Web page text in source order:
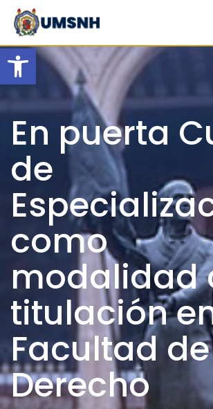
Open toolbar
Skip
content
En puerta
de
como
modalidad
titulación
Facultad de
Derecho